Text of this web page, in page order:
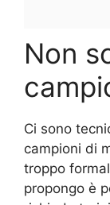
Non
Ci sono
campioni di
troppo
propongo è